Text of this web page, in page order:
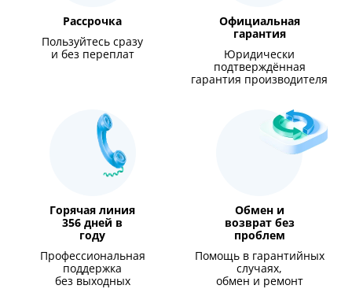
Рассрочка
Пользуйтесь сразу
и без переплат
Официальная
гарантия
Юридически
подтверждённая
гарантия производителя
Горячая линия
356 дней в
году
Профессиональная
поддержка
без выходных
Обмен и
возврат без
проблем
Помощь в гарантийных
случаях,
обмен и ремонт